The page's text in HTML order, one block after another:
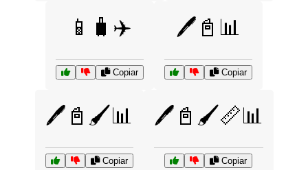
📱🧳✈️
Copiar
🖊️📓📊
Copiar
🖊️📓🖌️📊
Copiar
🖊️📓🖌️📏📊
Copiar